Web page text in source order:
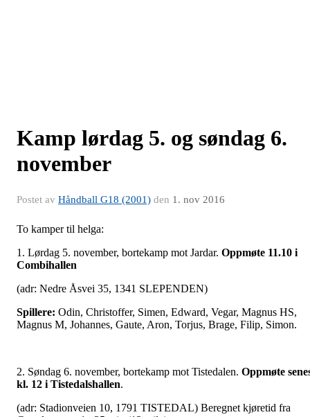
Kamp lørdag 5. og søndag 6.
november
Postet av Håndball G18 (2001) den 1. nov 2016
To kamper til helga:
1. Lørdag 5. november, bortekamp mot Jardar. Oppmøte 11.10 i
Combihallen
(adr: Nedre Åsvei 35, 1341 SLEPENDEN)
Spillere: Odin, Christoffer, Simen, Edward, Vegar, Magnus HS,
Magnus M, Johannes, Gaute, Aron, Torjus, Brage, Filip, Simon.
2. Søndag 6. november, bortekamp mot Tistedalen. Oppmøte
kl. 12 i Tistedalshallen.
(adr: Stadionveien 10, 1791 TISTEDAL) Beregnet kjøretid fra